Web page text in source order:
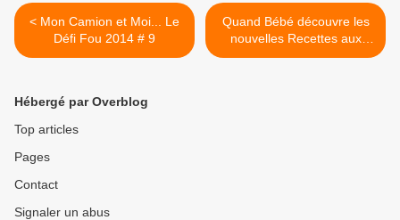
< Mon Camion et Moi... Le
Défi Fou 2014 # 9
Quand Bébé découvre les
nouvelles Recettes aux
Légumes Oubliés de la
Hébergé par Overblog
Top articles
Pages
Contact
Signaler un abus